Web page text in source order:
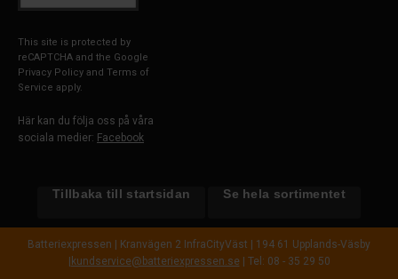
This site is protected by
reCAPTCHA and the Google
Privacy Policy and Terms of
Service apply.
Här kan du följa oss på våra
sociala medier: Facebook
Tillbaka till startsidan Se hela sortimentet
Batteriexpressen | Kranvägen 2 InfraCityVäst | 194 61 Upplands-Väsby
kundservice@batteriexpressen.se | Tel: 08 - 35 29 50